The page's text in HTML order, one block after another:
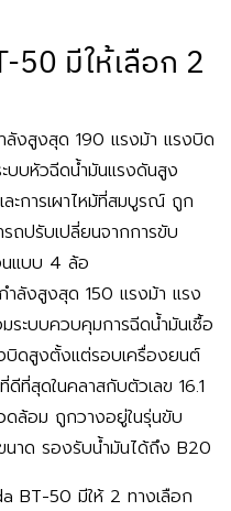
50 มีให้เลือก 2
ลังสูงสุด 190 แรงม้า แรงบิด
บหัวฉีดน้ำมันแรงดันสูง
ะการเผาไหม้ที่สมบูรณ์ ถูก
ถปรับเปลี่ยนจากการขับ
นแบบ 4 ล้อ
ำลังสูงสุด 150 แรงม้า แรง
ะบบควบคุมการฉีดน้ำมันเชื้อ
บิดสูงตั้งแต่รอบเครื่องยนต์
ที่สุดในคลาสกับตัวเลข 16.1
ดล้อม ถูกวางอยู่ในรุ่นขับ
าด รองรับน้ำมันได้ถึง B20
BT-50 มีให้ 2 ทางเลือก